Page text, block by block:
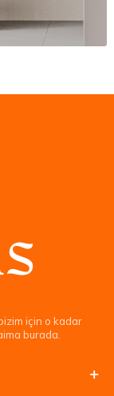
için o kadar
burada.